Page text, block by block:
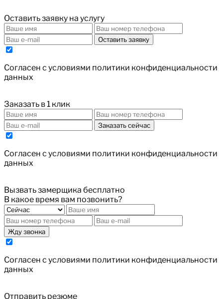
Оставить заявку на услугу
Оставить заявку
Cогласен с условиями политики конфиденциальности
данных
Заказать в 1 клик
Заказать сейчас
Cогласен с условиями политики конфиденциальности
данных
Вызвать замерщика бесплатно
В какое время вам позвонить?
Жду звонка
Cогласен с условиями политики конфиденциальности
данных
Отправить резюме